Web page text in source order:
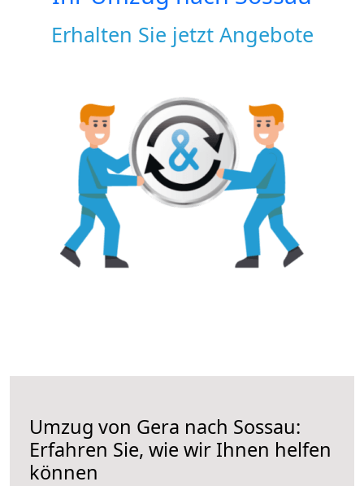
Erhalten Sie jetzt Angebote
Umzug von Gera nach Sossau:
Erfahren Sie, wie wir Ihnen helfen
können